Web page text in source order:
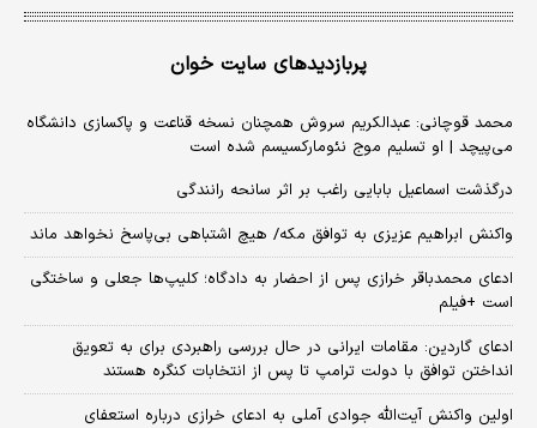
پربازدیدهای سایت خوان
محمد قوچانی: عبدالکریم سروش همچنان نسخه قناعت و پاکسازی دانشگاه
می‌پیچد | او تسلیم موج نئومارکسیسم شده است
درگذشت اسماعیل بابایی راغب بر اثر سانحه رانندگی
واکنش ابراهیم عزیزی به توافق مکه/ هیچ اشتباهی بی‌پاسخ نخواهد ماند
ادعای محمدباقر خرازی پس از احضار به دادگاه؛ کلیپ‌ها جعلی و ساختگی
است +فیلم
ادعای گاردین: مقامات ایرانی در حال بررسی راهبردی برای به تعویق
انداختن توافق با دولت ترامپ تا پس از انتخابات کنگره هستند
اولین واکنش آیت‌الله جوادی آملی به ادعای خرازی درباره استعفای